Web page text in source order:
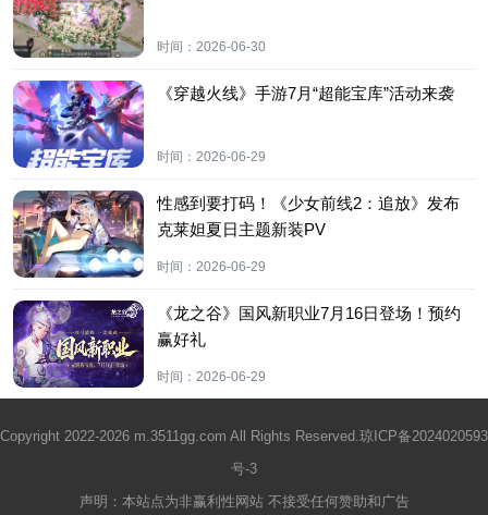
时间： 2026-06-30
《穿越火线》手游7月“超能宝库”活动来袭
时间： 2026-06-29
性感到要打码！《少女前线2：追放》发布
克莱妲夏日主题新装PV
时间： 2026-06-29
《龙之谷》国风新职业7月16日登场！预约
赢好礼
时间： 2026-06-29
Copyright 2022-2026 m.3511gg.com All Rights Reserved. 琼ICP备2024020593
号-3
声明：本站点为非赢利性网站 不接受任何赞助和广告